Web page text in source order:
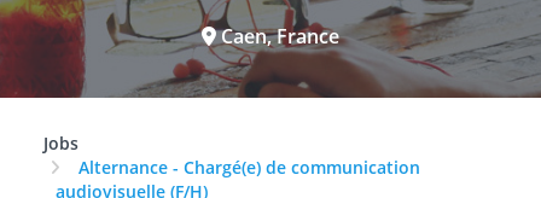
Caen, France
Jobs
Alternance - Chargé(e) de communication
audiovisuelle (F/H)